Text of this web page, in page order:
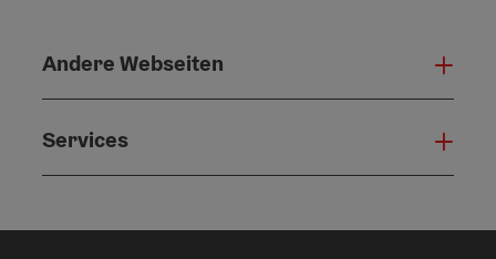
Andere Webseiten
Services